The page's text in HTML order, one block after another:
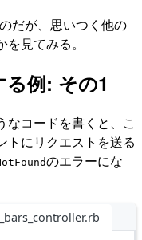
だが、思いつく他の
見てみる。
例: その1
なコードを書くと、こ
トにリクエストを送る
のエラーにな